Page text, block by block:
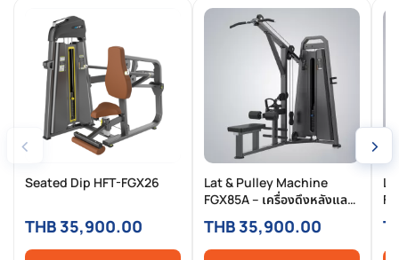
‹
Seated Dip HFT-FGX26
THB 35,900.00
Lat & Pulley Machine
FGX85A – เครื่องดึงหลังและ
สายเคเบิลบริหารปีก ปรับได้
หลายมุมสำหรับสร้างกล้ามเนื้อ
หลังแบบเต็มประสิทธิภาพ
THB 35,900.00
›